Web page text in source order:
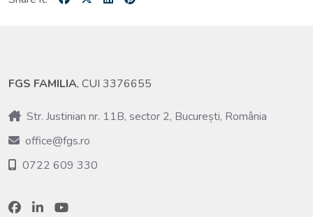
FGS FAMILIA, CUI 3376655
Str. Justinian nr. 11B, sector 2, București, România
office@fgs.ro
0722 609 330